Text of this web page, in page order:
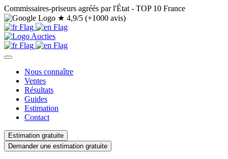
Commissaires-priseurs agréés par l'État - TOP 10 France
★ 4,9/5 (+1000 avis)
Nous connaître
Ventes
Résultats
Guides
Estimation
Contact
Estimation gratuite
Demander une estimation gratuite